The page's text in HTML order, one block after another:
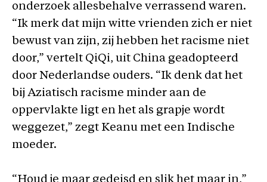
onderzoek allesbehalve verrassend waren.
“Ik merk dat mijn witte vrienden zich er niet
bewust van zijn, zij hebben het racisme niet
door,” vertelt QiQi, uit China geadopteerd
door Nederlandse ouders. “Ik denk dat het
bij Aziatisch racisme minder aan de
oppervlakte ligt en het als grapje wordt
weggezet,” zegt Keanu met een Indische
moeder.
“Houd je maar gedeisd en slik het maar in,”